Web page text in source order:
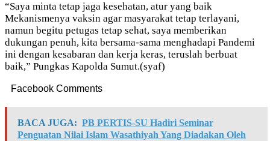
“Saya minta tetap jaga kesehatan, atur yang baik
Mekanismenya vaksin agar masyarakat tetap terlayani,
namun begitu petugas tetap sehat, saya memberikan
dukungan penuh, kita bersama-sama menghadapi Pandemi
ini dengan kesabaran dan kerja keras, teruslah berbuat
baik,” Pungkas Kapolda Sumut.(syaf)
Facebook Comments
BACA JUGA: PB PERTIS-SU Hadiri Seminar
Penguatan Nilai Islam Wasathiyah Yang Diadakan Oleh